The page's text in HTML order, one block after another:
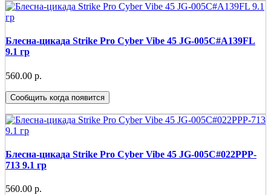
Блесна-цикада Strike Pro Cyber Vibe 45 JG-005C#A139FL
9.1 гр
560.00 р.
Сообщить когда появится
Блесна-цикада Strike Pro Cyber Vibe 45 JG-005C#022PPP-
713 9.1 гр
560.00 р.